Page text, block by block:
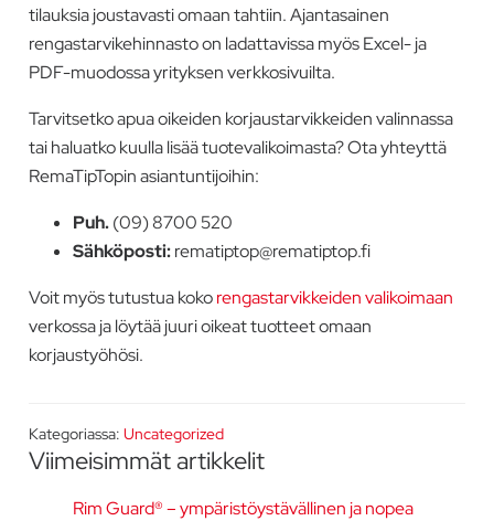
tilauksia joustavasti omaan tahtiin. Ajantasainen
rengastarvikehinnasto on ladattavissa myös Excel- ja
PDF-muodossa yrityksen verkkosivuilta.
Tarvitsetko apua oikeiden korjaustarvikkeiden valinnassa
tai haluatko kuulla lisää tuotevalikoimasta? Ota yhteyttä
RemaTipTopin asiantuntijoihin:
Puh.(09) 8700 520
Sähköposti:rematiptop@rematiptop.fi
Voit myös tutustua kokorengastarvikkeiden valikoimaan
verkossa ja löytää juuri oikeat tuotteet omaan
korjaustyöhösi.
Kategoriassa: Uncategorized
Ensisijainen
sivupalkki
Viimeisimmät artikkelit
Rim Guard® – ympäristöystävällinen ja nopea